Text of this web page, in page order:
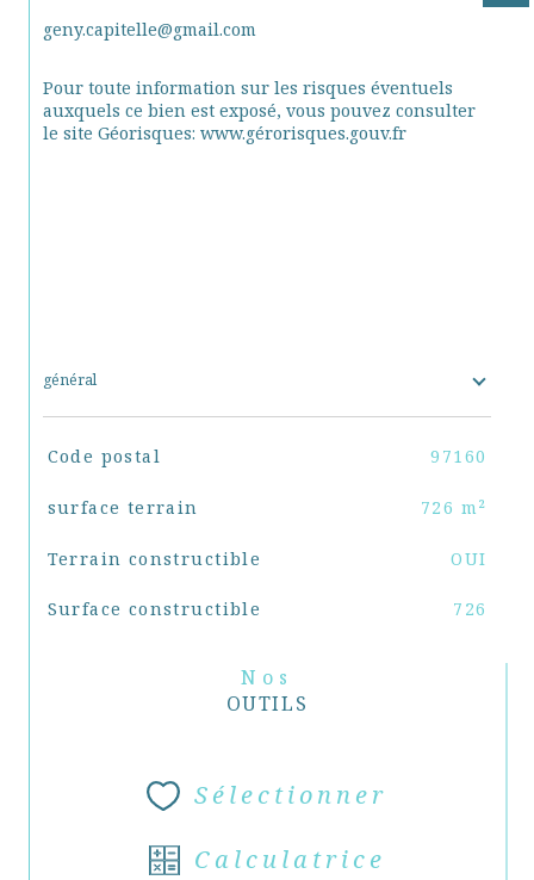
geny.capitelle@gmail.com
Pour toute information sur les risques éventuels
auxquels ce bien est exposé, vous pouvez consulter
le site Géorisques: www.gérorisques.gouv.fr
général
TRAD_SIROCCO_Caracteristique
Code postal 97160
surface terrain 726 m²
Terrain constructible OUI
Surface constructible 726
Nos
OUTILS
Sélectionner
Calculatrice